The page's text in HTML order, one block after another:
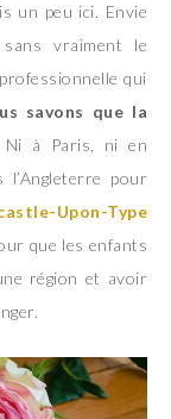
un peu ici. Envie
sans vraiment le
qui
savons que la
Ni à Paris, ni en
pour
Upon-Type
que les enfants
région et avoir